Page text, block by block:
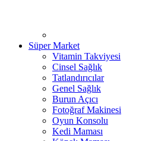
Süper Market
Vitamin Takviyesi
Cinsel Sağlık
Tatlandırıcılar
Genel Sağlık
Burun Açıcı
Fotoğraf Makinesi
Oyun Konsolu
Kedi Maması